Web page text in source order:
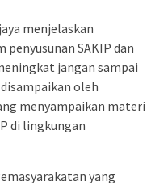
menjelaskan
SAKIP dan
jangan sampai
oleh
menyampaikan materi
di lingkungan
yang